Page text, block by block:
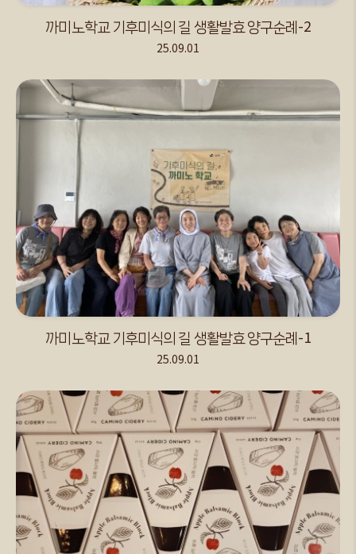
까미노학교 기후미식의 길 생활발효 양구순례-2
25.09.01
까미노학교 기후미식의 길 생활발효 양구순례-1
25.09.01